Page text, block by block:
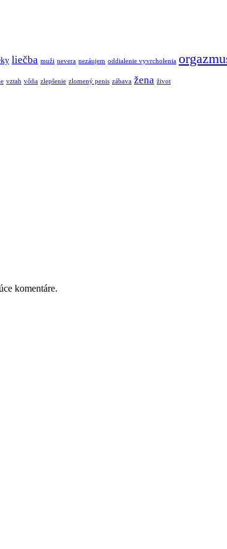
liečba muži nevera nezáujem oddialenie vyvrcholenia
vztah vôňa zlepšenie zlomený penis zábava žena život
komentáre.